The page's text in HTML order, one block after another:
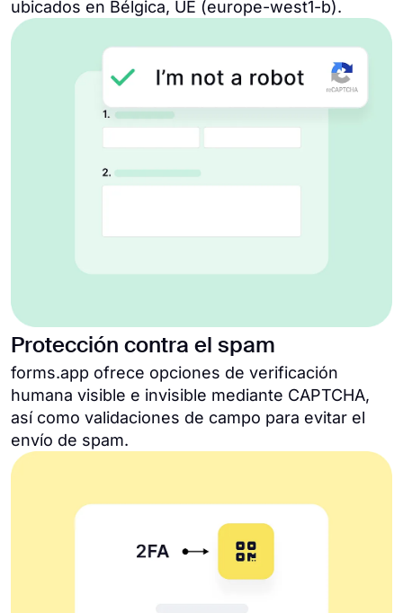
ubicados en Bélgica, UE (europe-west1-b).
Protección contra el spam
forms.app ofrece opciones de verificación
humana visible e invisible mediante CAPTCHA,
así como validaciones de campo para evitar el
envío de spam.